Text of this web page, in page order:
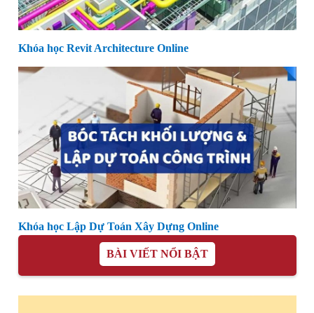
Khóa học Revit Architecture Online
Khóa học Lập Dự Toán Xây Dựng Online
BÀI VIẾT NỔI BẬT